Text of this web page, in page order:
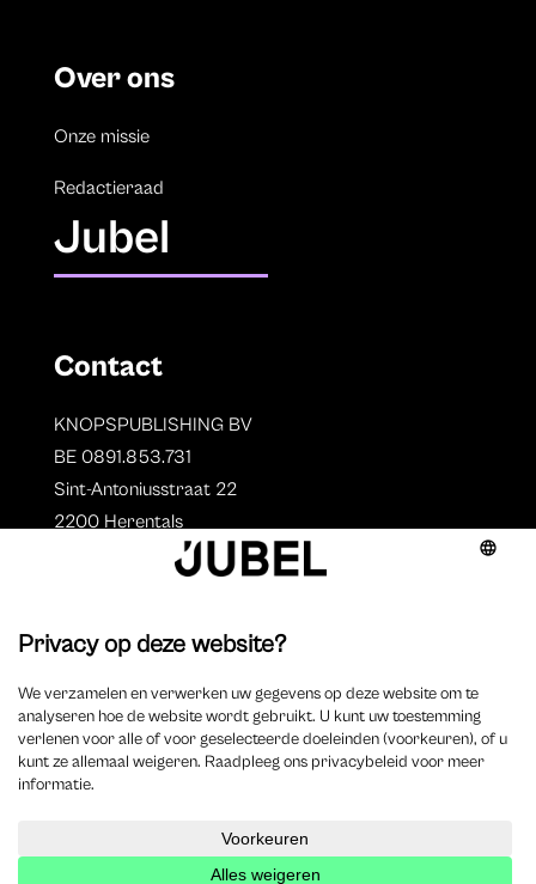
Over ons
Onze missie
Redactieraad
Jubel
Contact
KNOPSPUBLISHING BV
BE 0891.853.731
Sint-Antoniusstraat 22
2200 Herentals
Auteurs
Overzicht auteurs
Auteur worden?
2025 Jubel – Webdesign byWisemen